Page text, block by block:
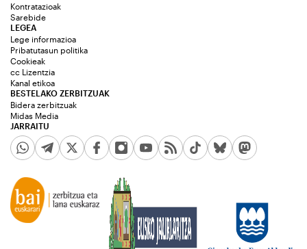
Kontratazioak
Sarebide
JARRAITU
LEGEA
Lege informazioa
Pribatutasun politika
Cookieak
cc Lizentzia
Kanal etikoa
BESTELAKO ZERBITZUAK
Bidera zerbitzuak
Midas Media